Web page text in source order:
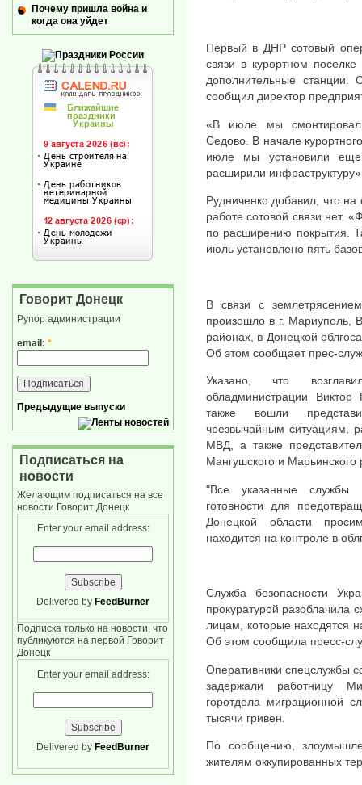
Первый в ДНР сотовый
связи в курортном
дополнительные
сообщил директор
«В июле мы
Седово. В начале
июле мы установили
расширили
Рудниченко добавил, что
работе сотовой связи нет.
по расширению покрытия.
июль установлено пять
В связи с
произошло в г. Мариуполь,
районах, в Донецкой
Об этом сообщает прес-
Указано, что
обладминистрации
также вошли
чрезвычайным ситуациям,
МВД, а также
Мангушского и Марьинского
"Все указанные службы
готовности для
Донецкой области
находится на контроле в
Служба безопасности
прокуратурой разоблачила
лицам, которые находятся
Об этом сообщила пресс-
Оперативники спецслужбы
задержали работницу
горотдела миграционной
тысячи гривен.
По сообщению,
жителям оккупированных
Почему пришла война и
когда она уйдет
Говорит Донецк
Рупор администрации
email: *
Предыдущие выпуски
Подписаться на
новости
Желающим подписаться на все
новости Говорит Донецк
Enter your email address:
Delivered by FeedBurner
Подписка только на новости, что
публикуются на первой Говорит
Донецк
Enter your email address:
Delivered by FeedBurner